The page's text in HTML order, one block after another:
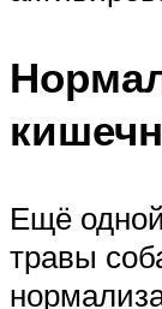
Ещё
травы